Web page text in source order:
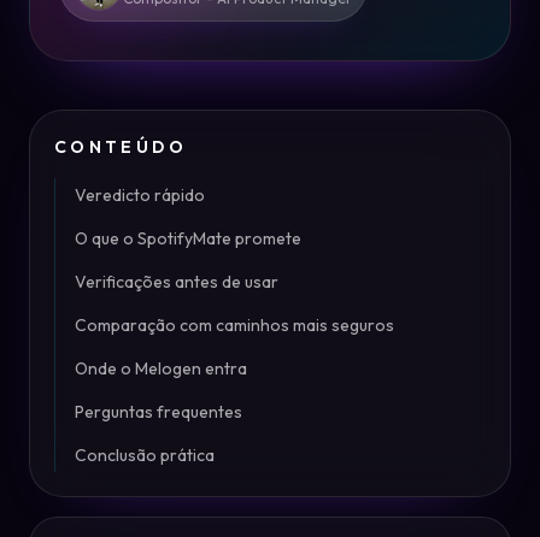
CONTEÚDO
Veredicto rápido
O que o SpotifyMate promete
Verificações antes de usar
Comparação com caminhos mais seguros
Onde o Melogen entra
Perguntas frequentes
Conclusão prática